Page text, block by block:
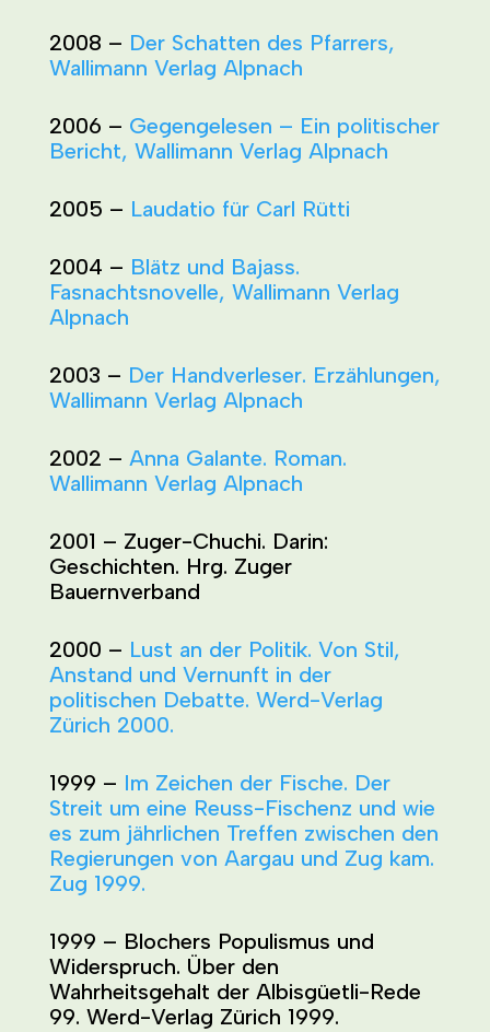
2008 – Der Schatten des Pfarrers,
Wallimann Verlag Alpnach
2006 – Gegengelesen – Ein politischer
Bericht, Wallimann Verlag Alpnach
2005 – Laudatio für Carl Rütti
2004 – Blätz und Bajass.
Fasnachtsnovelle, Wallimann Verlag
Alpnach
2003 – Der Handverleser. Erzählungen,
Wallimann Verlag Alpnach
2002 – Anna Galante. Roman.
Wallimann Verlag Alpnach
2001 – Zuger-Chuchi. Darin:
Geschichten. Hrg. Zuger
Bauernverband
2000 – Lust an der Politik. Von Stil,
Anstand und Vernunft in der
politischen Debatte. Werd-Verlag
Zürich 2000.
1999 – Im Zeichen der Fische. Der
Streit um eine Reuss-Fischenz und wie
es zum jährlichen Treffen zwischen den
Regierungen von Aargau und Zug kam.
Zug 1999.
1999 – Blochers Populismus und
Widerspruch. Über den
Wahrheitsgehalt der Albisgüetli-Rede
99. Werd-Verlag Zürich 1999.